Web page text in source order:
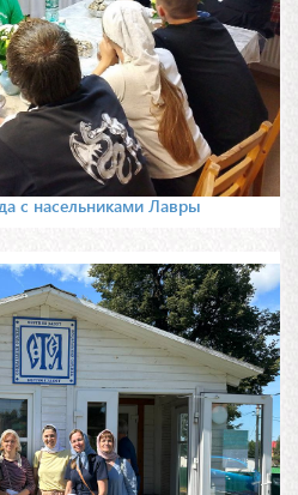
с насельниками Лавры